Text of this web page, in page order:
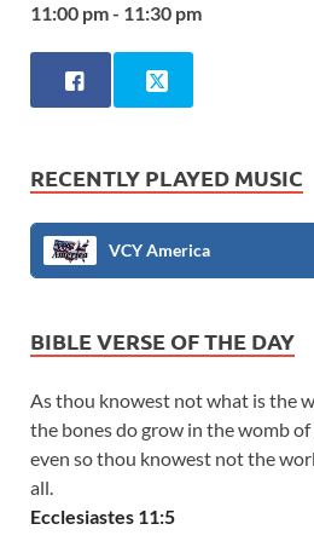
11:00 pm - 11:30 pm
RECENTLY PLAYED MUSIC
VCY America
BIBLE VERSE OF THE DAY
As thou knowest not what is the
the bones do grow in the womb
even so thou knowest not the
all.
Ecclesiastes 11:5